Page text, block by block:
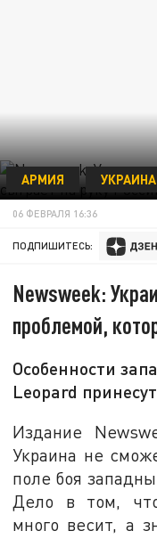
АРМИЯ УКРАИНА
06 ФЕВРАЛЯ 16:36
ПОДПИШИТЕСЬ:
Newsweek:
проблемой,
Особенности
Leopard
Издание
Украина не
поле боя
Дело в том,
много весит, а